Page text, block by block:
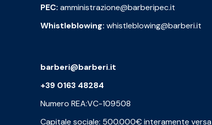
PEC: amministrazione@barberipec.it
Whistleblowing: whistleblowing@barberi.it
barberi@barberi.it
+39 0163 48284
Numero REA:VC-109508
Capitale sociale: 500.000€ interamente